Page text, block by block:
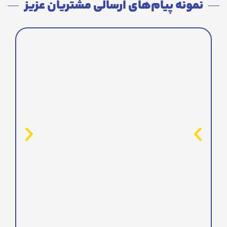
نمونه پیام‌های ارسالی مشتریان عزیز